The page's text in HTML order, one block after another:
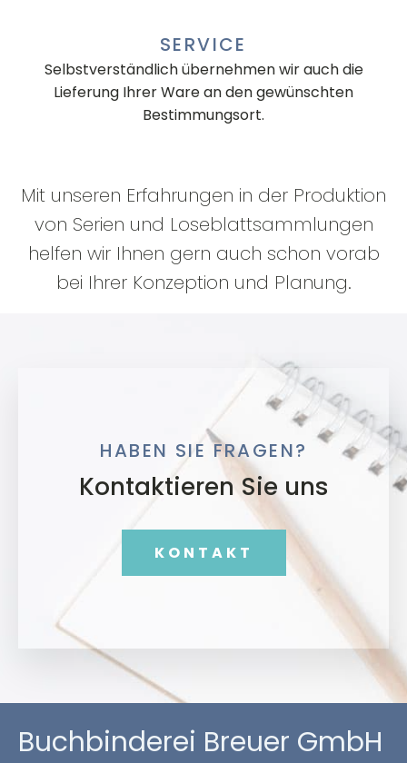
SERVICE
Selbstverständlich übernehmen wir auch die
Lieferung Ihrer Ware an den gewünschten
Bestimmungsort.
Mit unseren Erfahrungen in der Produktion
von Serien und Loseblattsammlungen
helfen wir Ihnen gern auch schon vorab
bei Ihrer Konzeption und Planung.
HABEN SIE FRAGEN?
Kontaktieren Sie uns
KONTAKT
Buchbinderei Breuer GmbH